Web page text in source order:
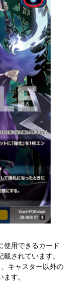
使用できるカード
されています。
キャスター以外の
す。